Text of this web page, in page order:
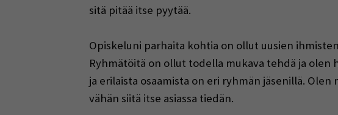
sitä pitää itse pyytää.
Opiskeluni parhaita kohtia on ollut uusien
Ryhmätöitä on ollut todella mukava tehdä ja olen
ja erilaista osaamista on eri ryhmän jäsenillä.
vähän siitä itse asiassa tiedän.